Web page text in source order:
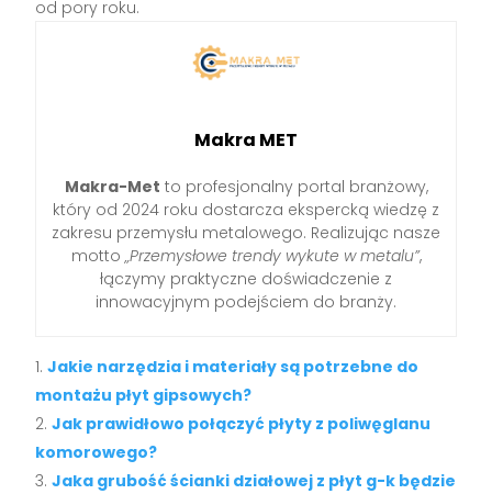
od pory roku.
Makra MET
Makra-Met to profesjonalny portal branżowy,
który od 2024 roku dostarcza ekspercką wiedzę z
zakresu przemysłu metalowego. Realizując nasze
motto„Przemysłowe trendy wykute w metalu”,
łączymy praktyczne doświadczenie z
innowacyjnym podejściem do branży.
Jakie narzędzia i materiały są potrzebne do
montażu płyt gipsowych?
Jak prawidłowo połączyć płyty z poliwęglanu
komorowego?
Jaka grubość ścianki działowej z płyt g-k będzie